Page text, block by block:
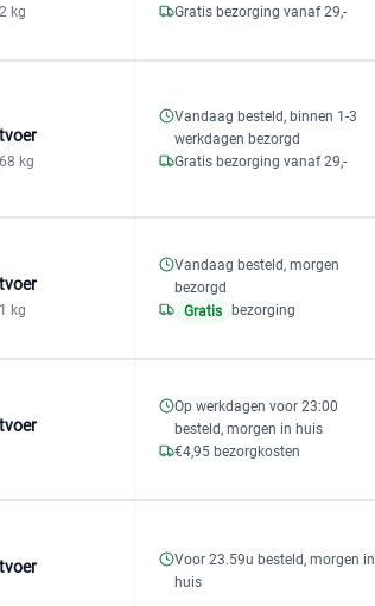
kg
Gratis bezorging vanaf 29,-
kg
Vandaag besteld, binnen 1-3
werkdagen bezorgd
Gratis bezorging vanaf 29,-
kg
Vandaag besteld, morgen
bezorgd
Gratis bezorging
Op werkdagen voor 23:00
besteld, morgen in huis
€4,95 bezorgkosten
Voor 23.59u besteld, morgen in
huis